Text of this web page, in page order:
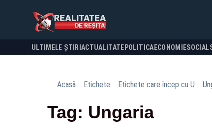
ULTIMELE ȘTIRI ACTUALITATE POLITICA ECONOMIESOCIAL
Acasă Etichete Etichete care încep cu U
Tag: Ungaria